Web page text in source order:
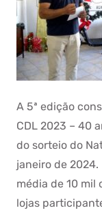
A 5ª edição
CDL 2023 – 40
do sorteio do
janeiro de
média de 10 mil
lojas